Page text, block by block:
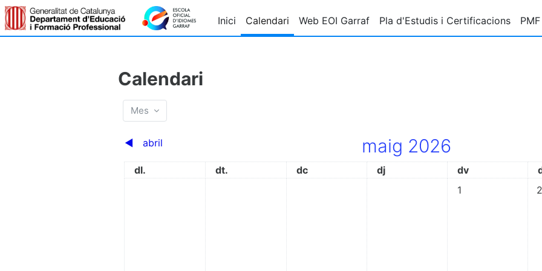
Ves al contingut principal
Inici
Calendari Web EOI Garraf Pla d'Estudis i Certificacions
Calendari
Mes
◀︎ abril maig 2026
dilluns
dl. dimarts
dt. dimecres
dc dijous
dj divendres
dv
No hi ha
1 2